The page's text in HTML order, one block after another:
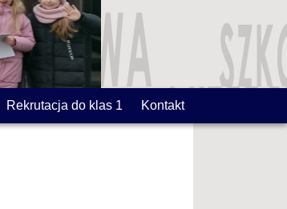
Rekrutacja do klas 1 Kontakt